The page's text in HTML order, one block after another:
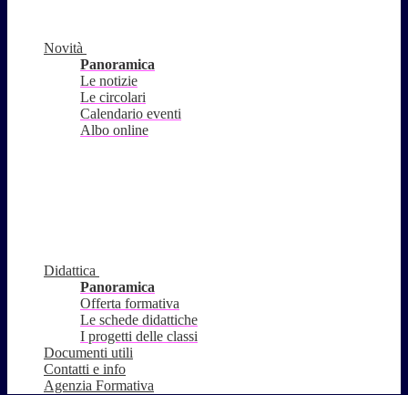
Novità
Panoramica
Le notizie
Le circolari
Calendario eventi
Albo online
Didattica
Panoramica
Offerta formativa
Le schede didattiche
I progetti delle classi
Documenti utili
Contatti e info
Agenzia Formativa